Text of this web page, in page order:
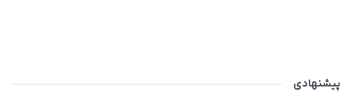
پیشنهادی